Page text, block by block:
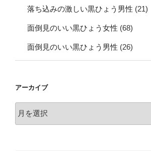
落ち込みの激しい黒ひょう男性 (21)
面倒見のいい黒ひょう女性 (68)
面倒見のいい黒ひょう男性 (26)
アーカイブ
ー